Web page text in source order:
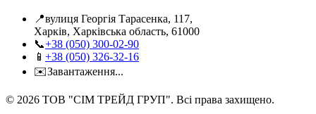
📍вулиця Георгія Тарасенка, 117,
Харків, Харківська область, 61000
📞+38 (050) 300-02-90
📱 +38 (050) 326-32-16
✉️Завантаження...
© 2026 ТОВ "СІМ ТРЕЙД ГРУП". Всі права захищено.